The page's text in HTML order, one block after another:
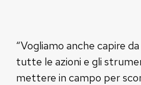
“Vogliamo anche capire
tutte le azioni e gli
mettere in campo per